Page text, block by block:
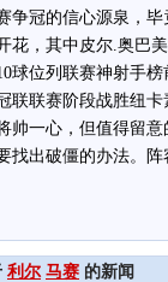
争冠的信心源泉，
花，其中皮尔.奥巴
球位列联赛神射手
联联赛阶段战胜纽
帅一心，但值得留
找出破僵的办法。阵
利尔 马赛 的新闻